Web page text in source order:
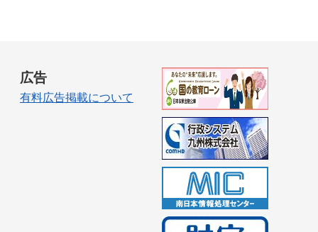
広告
有料広告掲載について